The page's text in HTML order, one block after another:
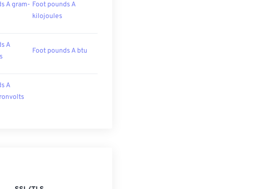
A gram- Foot pounds A
kilojoules
A
Foot pounds A btu
A